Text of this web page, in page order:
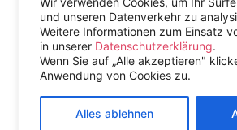
und unseren Datenverkehr zu
Weitere Informationen zum Einsatz
in unserer Datenschutzerklärung.
Wenn Sie auf „Alle akzeptieren"
Anwendung von Cookies zu.
Alles ablehnen